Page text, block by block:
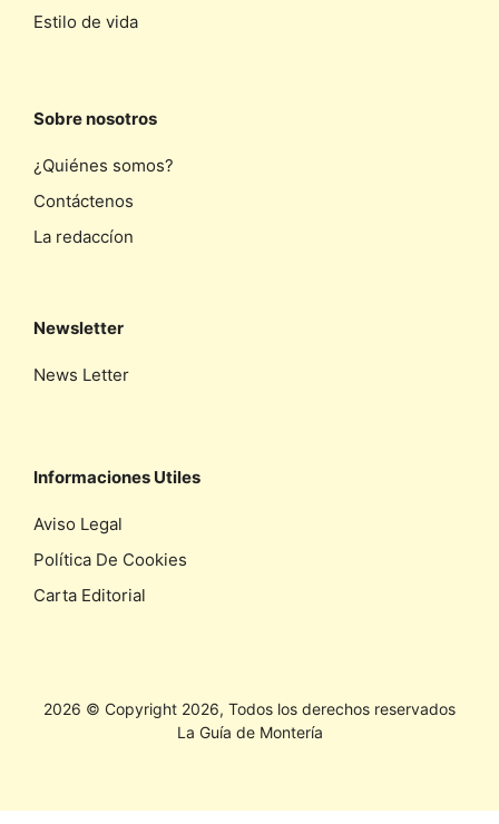
Estilo de vida
Sobre nosotros
¿Quiénes somos?
Contáctenos
La redaccíon
Newsletter
News Letter
Informaciones Utiles
Aviso Legal
Política De Cookies
Carta Editorial
2026 © Copyright 2026, Todos los derechos reservados
La Guía de Montería